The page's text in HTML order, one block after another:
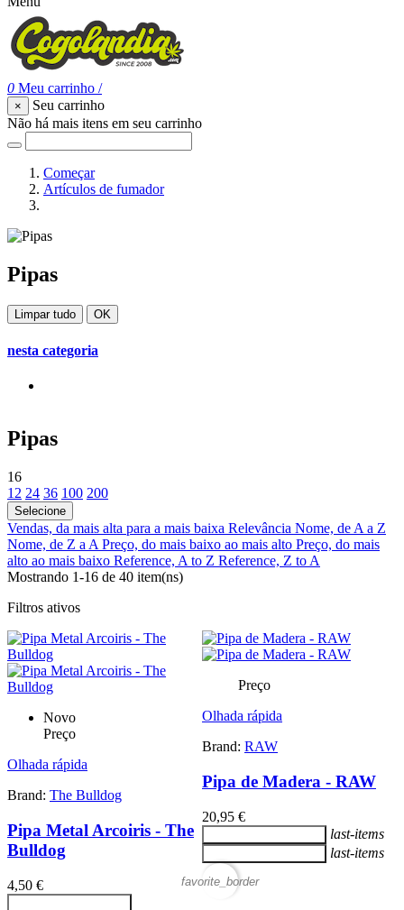
0 Meu carrinho /
×
Seu carrinho
Não há mais itens em seu carrinho
Começar
Artículos de fumador
Pipas
Limpar tudo OK
nesta categoria
Pipas
16
12 24 36 100 200
Selecione
Vendas, da mais alta para a mais baixa Relevância Nome, de A a Z
Nome, de Z a A Preço, do mais baixo ao mais alto Preço, do mais
alto ao mais baixo Reference, A to Z Reference, Z to A
Mostrando 1-16 de 40 item(ns)
Filtros ativos
Novo
Preço
Olhada rápida
Brand: The Bulldog
Pipa Metal Arcoiris - The
Bulldog
4,50 €
Preço
Olhada rápida
Brand: RAW
Pipa de Madera - RAW
20,95 €
last-items
last-items
favorite_border